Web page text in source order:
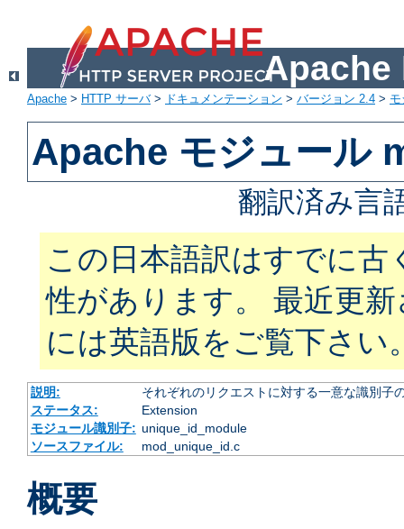
Apache
Apache > HTTP サーバ> ドキュメンテーション > バージョン 2.4 >
Apache モジュール
翻訳済み言
この日本語訳はすでに古
性があります。 最近更
には英語版をご覧下さい
説明:
それぞれのリクエストに対する一意な識別子
ステータス:
Extension
モジュール識別子: unique_id_module
ソースファイル:
mod_unique_id.c
概要